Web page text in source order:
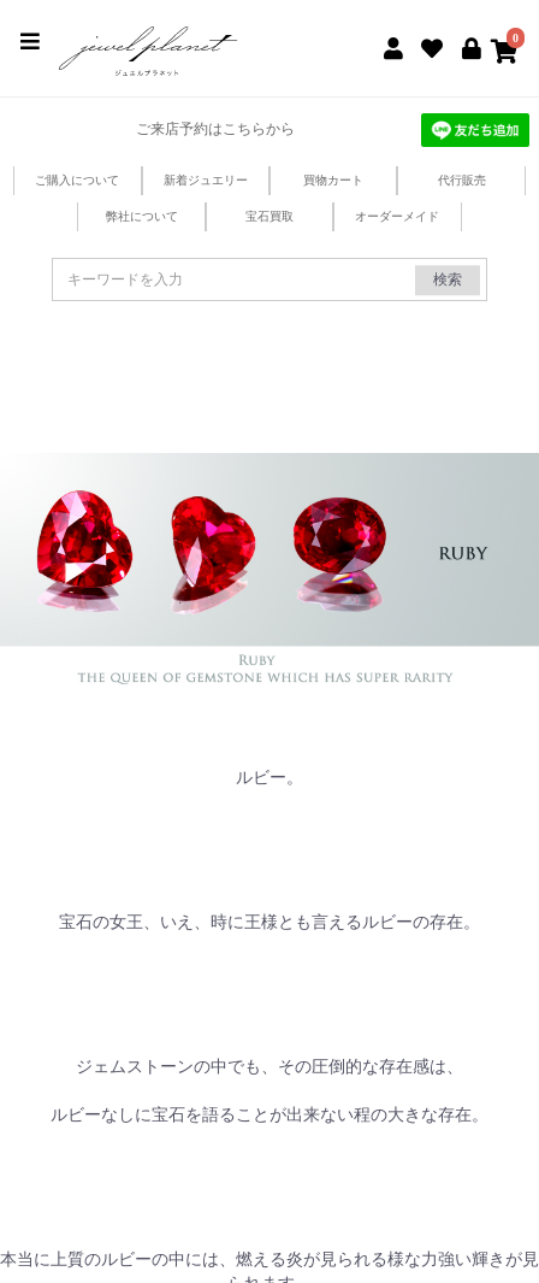
0
ご来店予約はこちらから
ご購入について 新着ジュエリー 買物カート 代行販売
弊社について 宝石買取 オーダーメイド
検索
ルビー。
宝石の女王、いえ、時に王様とも言えるルビーの存在。
ジェムストーンの中でも、その圧倒的な存在感は、
ルビーなしに宝石を語ることが出来ない程の大きな存在。
本当に上質のルビーの中には、燃える炎が見られる様な力強い輝きが見